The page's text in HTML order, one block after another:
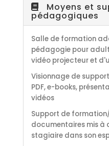
Moyens et
pédagogiques
Salle de formation
pédagogie pour
vidéo projecteur et
Visionnage de
PDF, e-books,
vidéos
Support de
documentaires mis à
stagiaire dans son